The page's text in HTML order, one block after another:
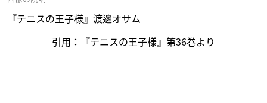
『テニスの王子様』渡邊オサム
引用：『テニスの王子様』第36巻より